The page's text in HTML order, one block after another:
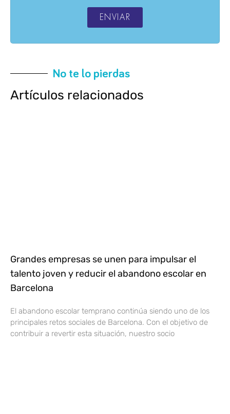
ENVIAR
No te lo pierdas
Artículos relacionados
Grandes empresas se unen para impulsar el
talento joven y reducir el abandono escolar en
Barcelona
El abandono escolar temprano continúa siendo uno de los
principales retos sociales de Barcelona. Con el objetivo de
contribuir a revertir esta situación, nuestro socio